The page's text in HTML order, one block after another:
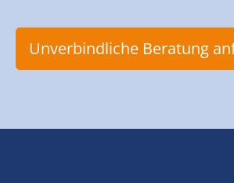
Unverbindliche Beratung